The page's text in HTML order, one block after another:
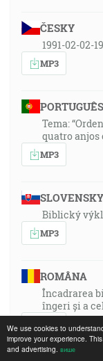
We use cookies to
improve your experience.
and advertising. више
ČESKY
1991-02-02-
MP3
PORTUGUÊS
Tema:
quatro anjos
MP3
SLOVENSKY
Biblický
MP3
ROMÂNA
Încadrarea
îngeri și a
MP3